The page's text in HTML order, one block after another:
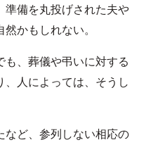
準備を丸投げされた夫や
かもしれない。
、葬儀や弔いに対する
人によっては、そうし
など、参列しない相応の